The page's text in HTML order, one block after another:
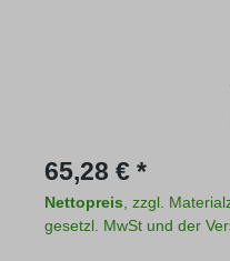
Regulärer Preis:
65,28 € *
Nettopreis , zzgl.
gesetzl. MwSt und der